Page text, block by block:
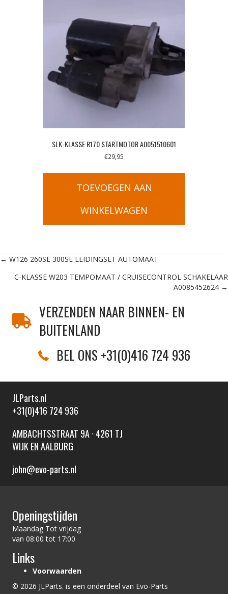
SLK-KLASSE R170 STARTMOTOR A0051510601
€29,95
TOEVOEGEN AAN
WINKELWAGEN
Posts
navigation
← W126 260SE 300SE LEIDINGSET AUTOMAAT
C-KLASSE W203 TEMPOMAAT / CRUISECONTROL SCHAKELAAR
A0085452624 →
VERZENDEN NAAR BINNEN- EN
BUITENLAND
BEL ONS +31(0)416 724 936
JLParts.nl
+31(0)416 724 936
AMBACHTSSTRAAT 9A · 4261 TJ
WIJK EN AALBURG
john@evo-parts.nl
Openingstijden
Maandag Tot vrijdag
van 08:00 tot 17:00
Links
Voorwaarden
© 2026 JLParts. is een onderdeel van Evo-Parts